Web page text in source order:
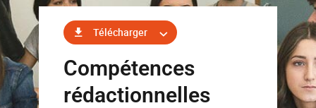
Télécharger
Compétences
rédactionnelles